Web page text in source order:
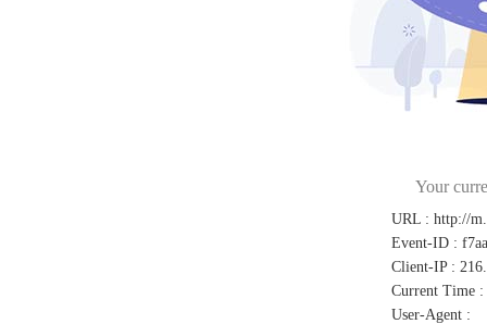
Your
URL : http://
Event-ID :
Client-IP :
Current Time :
User-Agent :